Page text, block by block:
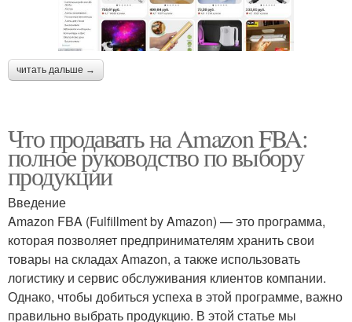
читать дальше →
Что продавать на Amazon FBA:
полное руководство по выбору
продукции
Введение
Amazon FBA (Fulfillment by Amazon) — это программа,
которая позволяет предпринимателям хранить свои
товары на складах Amazon, а также использовать
логистику и сервис обслуживания клиентов компании.
Однако, чтобы добиться успеха в этой программе, важно
правильно выбрать продукцию. В этой статье мы